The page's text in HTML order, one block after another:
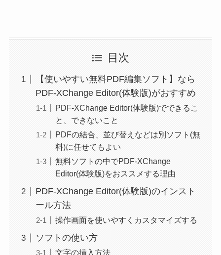
目次
【使いやすい無料PDF編集ソフト】なら
PDF-XChange Editor(体験版)がおすすめ
PDF-XChange Editor(体験版)でできるこ
と、できないこと
PDFの結合、並び替えなどは別ソフト(無
料)に任せてもよい
無料ソフトの中でPDF-XChange
Editor(体験版)をおススメする理由
PDF-XChange Editor(体験版)のインスト
ール方法
操作画面を使いやすくカスタマイズする
ソフトの使い方
文字の挿入方法